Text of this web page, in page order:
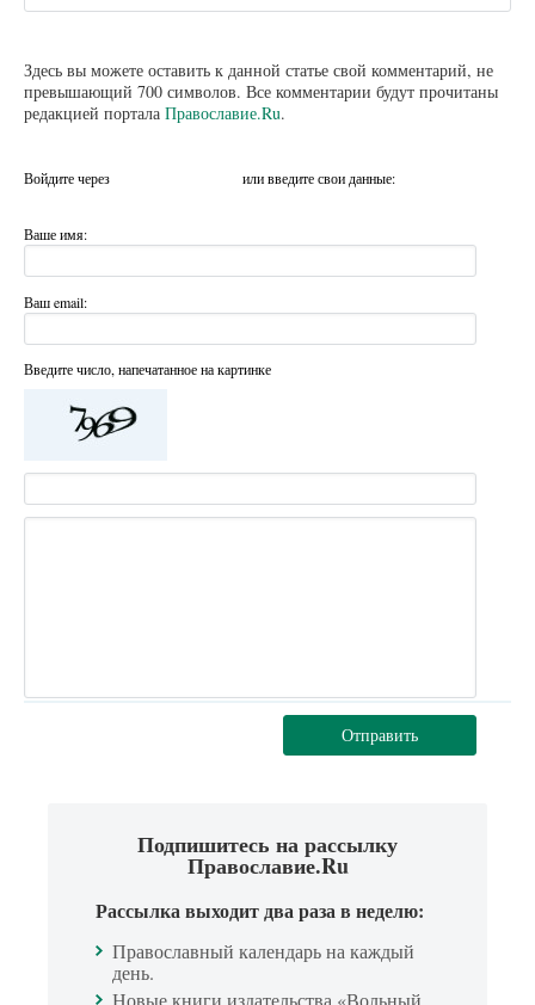
Здесь вы можете оставить к данной статье свой комментарий, не
превышающий 700 символов. Все комментарии будут прочитаны
редакцией портала Православие.Ru.
Войдите через или введите свои данные:
Ваше имя:
Ваш email:
Введите число, напечатанное на картинке
Отправить
Подпишитесь на рассылку
Православие.Ru
Рассылка выходит два раза в неделю:
Православный календарь на каждый
день.
Новые книги издательства «Вольный